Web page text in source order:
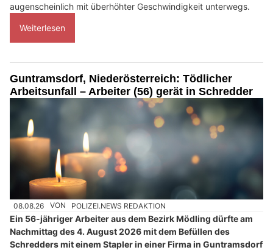
augenscheinlich mit überhöhter Geschwindigkeit unterwegs.
Weiterlesen
Guntramsdorf, Niederösterreich: Tödlicher
Arbeitsunfall – Arbeiter (56) gerät in Schredder
08.08.26 VON POLIZEI.NEWS REDAKTION
Ein 56-jähriger Arbeiter aus dem Bezirk Mödling dürfte am
Nachmittag des 4. August 2026 mit dem Befüllen des
Schredders mit einem Stapler in einer Firma in Guntramsdorf